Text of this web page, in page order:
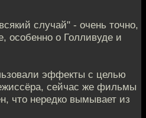
случай" - очень точно,
особенно о Голливуде и
эффекты с целью
сейчас же фильмы
что нередко вымывает из